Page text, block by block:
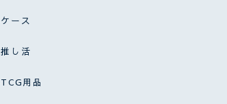
ケース
推し活
TCG用品